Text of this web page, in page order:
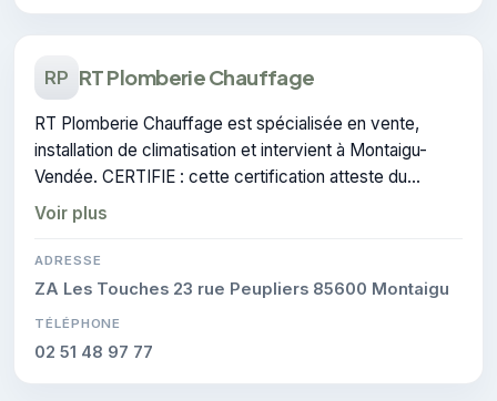
RP RT Plomberie Chauffage
RT Plomberie Chauffage est spécialisée en vente,
installation de climatisation et intervient à Montaigu-
Vendée. CERTIFIE : cette certification atteste du
savoir-faire de l'entreprise.
Voir plus
ADRESSE
ZA Les Touches 23 rue Peupliers 85600 Montaigu
TÉLÉPHONE
02 51 48 97 77